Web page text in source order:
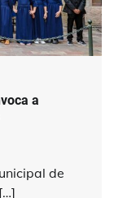
a
de